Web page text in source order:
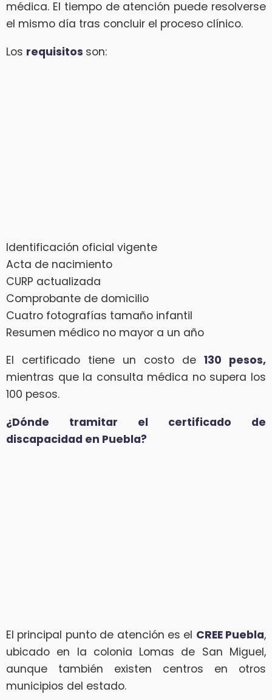
médica. El tiempo de atención puede resolverse
el mismo día tras concluir el proceso clínico.
Los requisitos son:
Identificación oficial vigente
Acta de nacimiento
CURP actualizada
Comprobante de domicilio
Cuatro fotografías tamaño infantil
Resumen médico no mayor a un año
El certificado tiene un costo de 130 pesos,
mientras que la consulta médica no supera los
100 pesos.
¿Dónde tramitar el certificado de
discapacidad en Puebla?
El principal punto de atención es el CREE Puebla,
ubicado en la colonia Lomas de San Miguel,
aunque también existen centros en otros
municipios del estado.